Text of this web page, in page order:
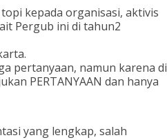
kepada organisasi, aktivis
Pergub ini di tahun2
pertanyaan, namun karena di
PERTANYAAN dan hanya
yang lengkap, salah